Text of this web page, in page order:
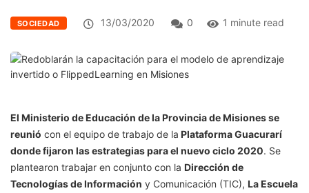
SOCIEDAD 13/03/2020 0 1 minute read
El Ministerio de Educación de la Provincia de Misiones se
reunió con el equipo de trabajo de la Plataforma Guacurarí
donde fijaron las estrategias para el nuevo ciclo 2020. Se
plantearon trabajar en conjunto con la Dirección de
Tecnologías de Información y Comunicación (TIC), La Escuela